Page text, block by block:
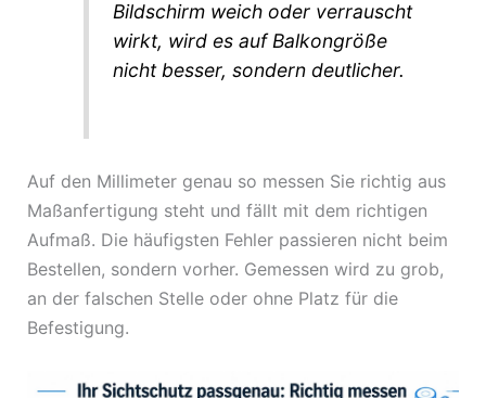
Bildschirm weich oder verrauscht
wirkt, wird es auf Balkongröße
nicht besser, sondern deutlicher.
Auf den Millimeter genau so messen Sie richtig aus
Maßanfertigung steht und fällt mit dem richtigen
Aufmaß. Die häufigsten Fehler passieren nicht beim
Bestellen, sondern vorher. Gemessen wird zu grob,
an der falschen Stelle oder ohne Platz für die
Befestigung.